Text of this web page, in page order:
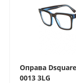
Оправа
0013 3LG